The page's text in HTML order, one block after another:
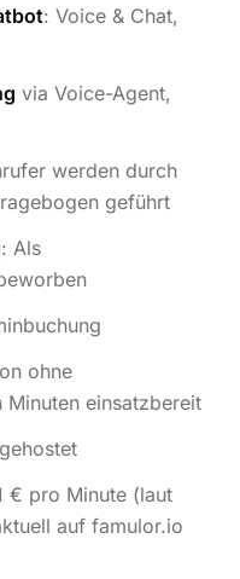
: Voice & Chat,
via Voice-Agent,
werden durch
geführt
: Als
ohne
einsatzbereit
€ pro Minute (laut
auf famulor.io